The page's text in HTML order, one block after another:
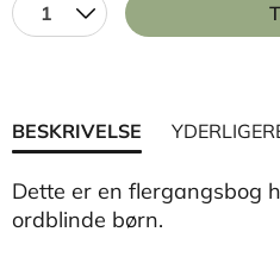
1
BESKRIVELSE
Dette er en flergangsbog
ordblinde børn.